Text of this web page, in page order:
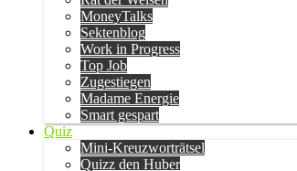
MoneyTalks
Sektenblog
Work in Progress
Top Job
Zugestiegen
Madame Energie
Smart gespart
Quiz
Mini-Kreuzworträtsel
Quizz den Huber